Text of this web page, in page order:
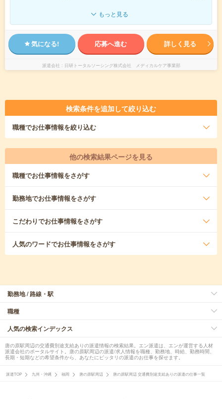
もっと見る
気になる! 応募へ進む 詳しく見る
派遣会社 日研トータルソーシング株式会社 メディカルケア事業部
検索条件を追加して絞り込む
職種でお仕事情報を絞り込む
他の検索結果ページを見る
職種でお仕事情報をさがす
勤務地でお仕事情報をさがす
こだわりでお仕事情報をさがす
人気のワードでお仕事情報をさがす
勤務地 / 路線・駅
職種
人気の検索インデックス
唐の原駅周辺の交通費別途支給ありの派遣情報の検索結果。エン派遣は、エンが運営する人材
派遣会社のポータルサイト。唐の原駅周辺の派遣/求人情報を職種、勤務地、時給、勤務時間、
長期・短期などの希望条件から、あなたにピッタリの派遣のお仕事を探せます。
派遣TOP 九州・沖縄 福岡 唐の原駅周辺 唐の原駅周辺 交通費別途支給ありの派遣の仕事一覧